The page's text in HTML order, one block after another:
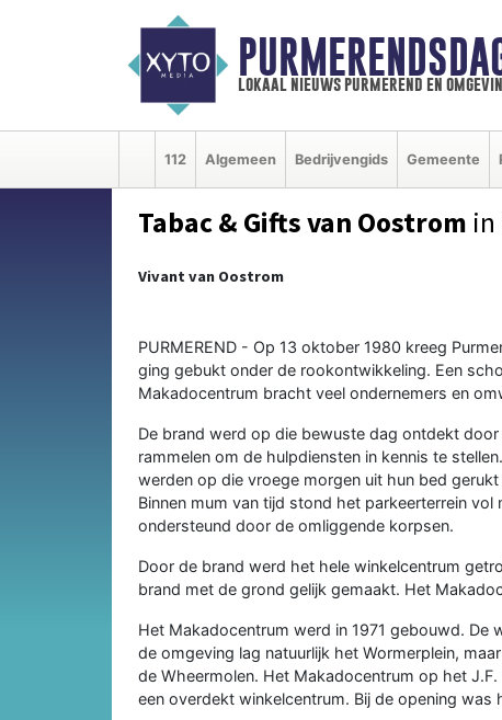
lokaal nieuws purmerend en
112 Algemeen Bedrijvengids Gemeente
Tabac & Gifts van Oostrom in
Vivant van Oostrom
PURMEREND - Op 13 oktober 1980 kreeg
ging gebukt onder de rookontwikkeling. Een
Makadocentrum bracht veel ondernemers en
De brand werd op die bewuste dag ontdekt
rammelen om de hulpdiensten in kennis te
werden op die vroege morgen uit hun bed
Binnen mum van tijd stond het parkeerterrein
ondersteund door de omliggende korpsen.
Door de brand werd het hele winkelcentrum
brand met de grond gelijk gemaakt. Het
Het Makadocentrum werd in 1971 gebouwd. De
de omgeving lag natuurlijk het Wormerplein,
de Wheermolen. Het Makadocentrum op het
een overdekt winkelcentrum. Bij de opening